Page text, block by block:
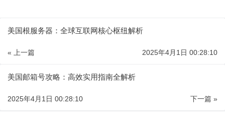
美国根服务器：全球互联网核心枢纽解析
« 上一篇 2025年4月1日 00:28:10
美国邮箱号攻略：高效实用指南全解析
下一篇 »
2025年4月1日 00:28:10